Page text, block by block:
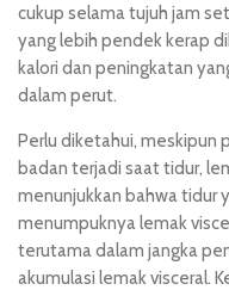
cukup selama tujuh jam
yang lebih pendek kerap
kalori dan peningkatan
dalam perut.
Perlu diketahui, meskipun
badan terjadi saat tidur,
menunjukkan bahwa tidur
menumpuknya lemak
terutama dalam jangka
akumulasi lemak visceral.